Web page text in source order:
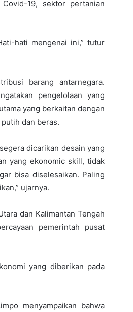
19, sektor pertanian
hati mengenai ini,” tutur
barang antarnegara.
pengelolaan yang
yang berkaitan dengan
dan beras.
dicarikan desain yang
yang ekonomic skill, tidak
bisa diselesaikan. Paling
ujarnya.
dan Kalimantan Tengah
pemerintah pusat
yang diberikan pada
menyampaikan bahwa